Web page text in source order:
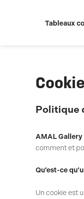
Tableaux
Politique
AMAL Gallery
comment et
Qu’est-ce
Un cookie est